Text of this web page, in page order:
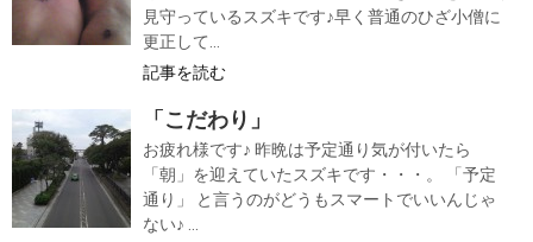
見守っているスズキです♪早く普通のひざ小僧に
更正して...
記事を読む
「こだわり」
お疲れ様です♪ 昨晩は予定通り気が付いたら
「朝」を迎えていたスズキです・・・。 「予定
通り」 と言うのがどうもスマートでいいんじゃ
ない♪ ...